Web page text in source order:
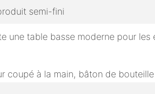
semi-fini
coupé à la main, bâton de bouteille